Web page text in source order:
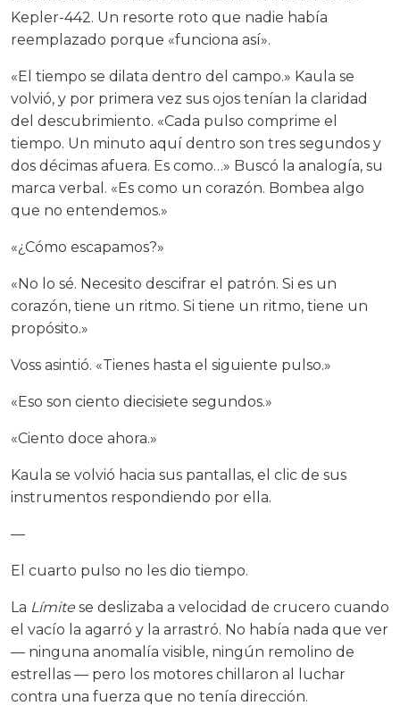
Kepler-442. Un resorte roto que nadie había
reemplazado porque «funciona así».
«El tiempo se dilata dentro del campo.» Kaula se
volvió, y por primera vez sus ojos tenían la claridad
del descubrimiento. «Cada pulso comprime el
tiempo. Un minuto aquí dentro son tres segundos y
dos décimas afuera. Es como…» Buscó la analogía, su
marca verbal. «Es como un corazón. Bombea algo
que no entendemos.»
«¿Cómo escapamos?»
«No lo sé. Necesito descifrar el patrón. Si es un
corazón, tiene un ritmo. Si tiene un ritmo, tiene un
propósito.»
Voss asintió. «Tienes hasta el siguiente pulso.»
«Eso son ciento diecisiete segundos.»
«Ciento doce ahora.»
Kaula se volvió hacia sus pantallas, el clic de sus
instrumentos respondiendo por ella.
—
El cuarto pulso no les dio tiempo.
La Límite se deslizaba a velocidad de crucero cuando
el vacío la agarró y la arrastró. No había nada que ver
— ninguna anomalía visible, ningún remolino de
estrellas — pero los motores chillaron al luchar
contra una fuerza que no tenía dirección.